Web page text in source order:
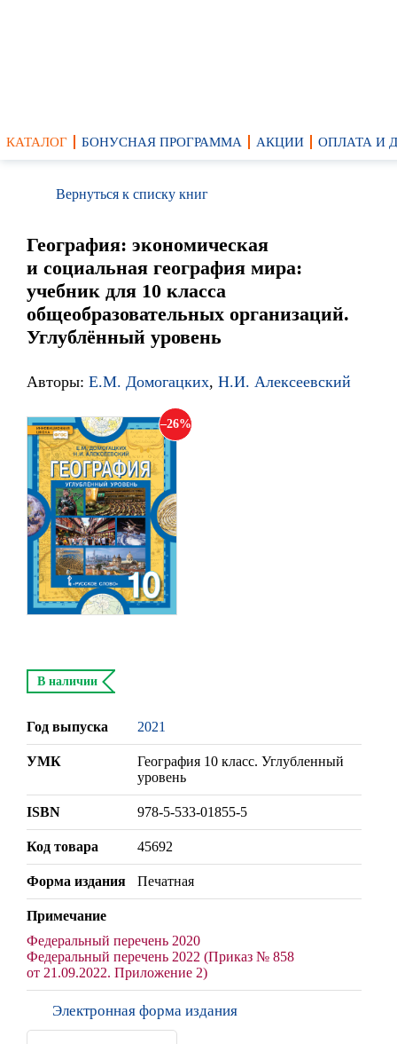
КАТАЛОГ БОНУСНАЯ ПРОГРАММА АКЦИИ ОПЛАТА И
Вернуться к списку книг
География: экономическая
и социальная география мира:
учебник для 10 класса
общеобразовательных организаций.
Углублённый уровень
Авторы: Е.М. Домогацких, Н.И. Алексеевский
26
В наличии
Год выпуска 2021
УМК
География 10 класс. Углубленный
уровень
ISBN 978-5-533-01855-5
Код товара 45692
Форма издания Печатная
Примечание
Федеральный перечень 2020
Федеральный перечень 2022 (Приказ № 858
от 21.09.2022. Приложение 2)
Электронная форма издания